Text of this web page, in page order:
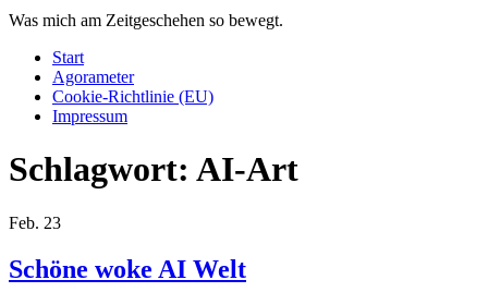
Was mich am Zeitgeschehen so bewegt.
Start
Agorameter
Cookie-Richtlinie (EU)
Impressum
Schlagwort: AI-Art
Feb. 23
Schöne woke AI Welt